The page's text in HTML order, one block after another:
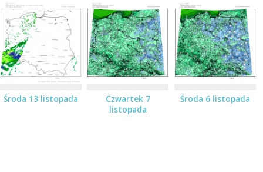
Środa 13 listopada
Czwartek 7
listopada
Środa 6 listopada